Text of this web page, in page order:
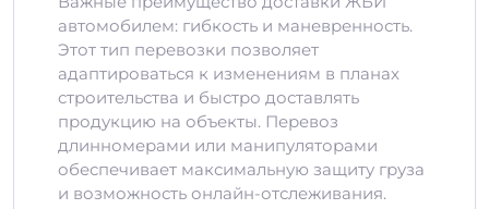
автомобилем: гибкость и маневренность.
Этот тип перевозки позволяет
адаптироваться к изменениям в планах
строительства и быстро доставлять
продукцию на объекты. Перевоз
длинномерами или манипуляторами
обеспечивает максимальную защиту груза
и возможность онлайн-отслеживания.